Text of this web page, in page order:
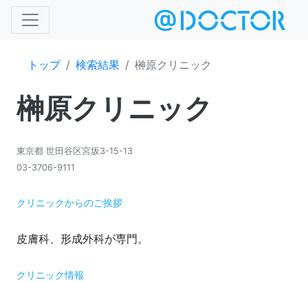
トップ 検索結果 榊原クリニック
榊原クリニック
東京都 世田谷区宮坂3-15-13
03-3706-9111
クリニックからのご挨拶
クリニック情報